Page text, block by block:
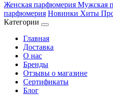
Женская парфюмерия Мужская
парфюмерия Новинки Хиты
Категории
Главная
Доставка
О нас
Бренды
Отзывы о магазине
Сертификаты
Блог